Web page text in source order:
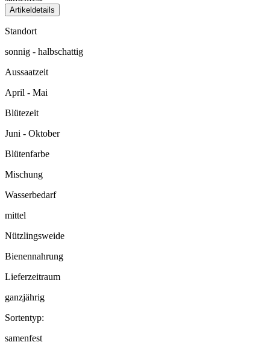
Artikeldetails
Standort
sonnig - halbschattig
Aussaatzeit
April - Mai
Blütezeit
Juni - Oktober
Blütenfarbe
Mischung
Wasserbedarf
mittel
Nützlingsweide
Bienennahrung
Lieferzeitraum
ganzjährig
Sortentyp:
samenfest